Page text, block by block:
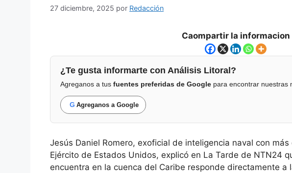
27 diciembre, 2025 por Redacción
Caompartir la informacion
¿Te gusta informarte con Análisis Litoral?
Agreganos a tus fuentes preferidas de Google para encontrar nuestras
G Agreganos a Google
Jesús Daniel Romero, exoficial de inteligencia naval con
Ejército de Estados Unidos, explicó en La Tarde de NTN24
encuentra en la cuenca del Caribe responde directamente a